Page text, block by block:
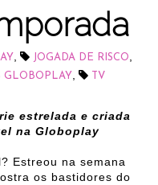
, JOGADA DE RISCO,
GLOBOPLAY, TV
estrelada e criada
na Globoplay
Estreou na semana
os bastidores do